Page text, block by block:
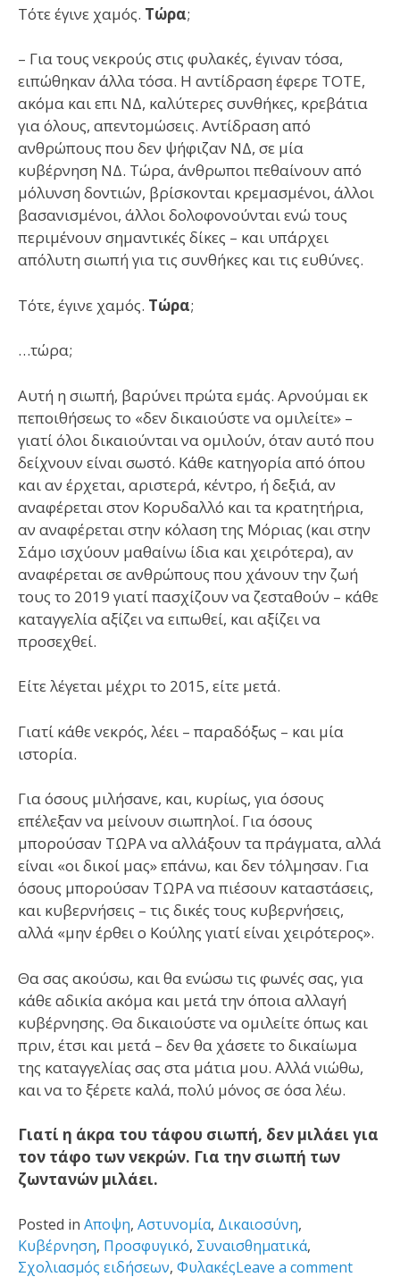
Τότε έγινε χαμός. Τώρα;
– Για τους νεκρούς στις φυλακές, έγιναν τόσα,
ειπώθηκαν άλλα τόσα. Η αντίδραση έφερε ΤΟΤΕ,
ακόμα και επι ΝΔ, καλύτερες συνθήκες, κρεβάτια
για όλους, απεντομώσεις. Αντίδραση από
ανθρώπους που δεν ψήφιζαν ΝΔ, σε μία
κυβέρνηση ΝΔ. Τώρα, άνθρωποι πεθαίνουν από
μόλυνση δοντιών, βρίσκονται κρεμασμένοι, άλλοι
βασανισμένοι, άλλοι δολοφονούνται ενώ τους
περιμένουν σημαντικές δίκες – και υπάρχει
απόλυτη σιωπή για τις συνθήκες και τις ευθύνες.
Τότε, έγινε χαμός. Τώρα;
…τώρα;
Αυτή η σιωπή, βαρύνει πρώτα εμάς. Αρνούμαι εκ
πεποιθήσεως το «δεν δικαιούστε να ομιλείτε» –
γιατί όλοι δικαιούνται να ομιλούν, όταν αυτό που
δείχνουν είναι σωστό. Κάθε κατηγορία από όπου
και αν έρχεται, αριστερά, κέντρο, ή δεξιά, αν
αναφέρεται στον Κορυδαλλό και τα κρατητήρια,
αν αναφέρεται στην κόλαση της Μόριας (και στην
Σάμο ισχύουν μαθαίνω ίδια και χειρότερα), αν
αναφέρεται σε ανθρώπους που χάνουν την ζωή
τους το 2019 γιατί πασχίζουν να ζεσταθούν – κάθε
καταγγελία αξίζει να ειπωθεί, και αξίζει να
προσεχθεί.
Είτε λέγεται μέχρι το 2015, είτε μετά.
Γιατί κάθε νεκρός, λέει – παραδόξως – και μία
ιστορία.
Για όσους μιλήσανε, και, κυρίως, για όσους
επέλεξαν να μείνουν σιωπηλοί. Για όσους
μπορούσαν ΤΩΡΑ να αλλάξουν τα πράγματα, αλλά
είναι «οι δικοί μας» επάνω, και δεν τόλμησαν. Για
όσους μπορούσαν ΤΩΡΑ να πιέσουν καταστάσεις,
και κυβερνήσεις – τις δικές τους κυβερνήσεις,
αλλά «μην έρθει ο Κούλης γιατί είναι χειρότερος».
Θα σας ακούσω, και θα ενώσω τις φωνές σας, για
κάθε αδικία ακόμα και μετά την όποια αλλαγή
κυβέρνησης. Θα δικαιούστε να ομιλείτε όπως και
πριν, έτσι και μετά – δεν θα χάσετε το δικαίωμα
της καταγγελίας σας στα μάτια μου. Αλλά νιώθω,
και να το ξέρετε καλά, πολύ μόνος σε όσα λέω.
Γιατί η άκρα του τάφου σιωπή, δεν μιλάει για
τον τάφο των νεκρών. Για την σιωπή των
ζωντανών μιλάει.
Posted in Αποψη, Αστυνομία, Δικαιοσύνη,
Κυβέρνηση, Προσφυγικό, Συναισθηματικά,
Σχολιασμός ειδήσεων, ΦυλακέςLeave a comment